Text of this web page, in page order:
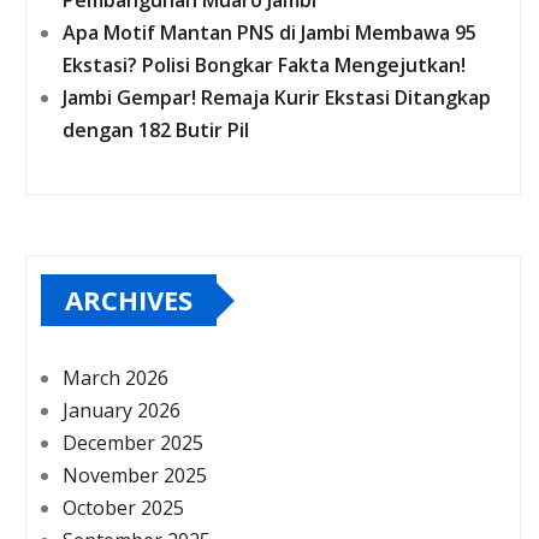
Apa Motif Mantan PNS di Jambi Membawa 95
Ekstasi? Polisi Bongkar Fakta Mengejutkan!
Jambi Gempar! Remaja Kurir Ekstasi Ditangkap
dengan 182 Butir Pil
ARCHIVES
March 2026
January 2026
December 2025
November 2025
October 2025